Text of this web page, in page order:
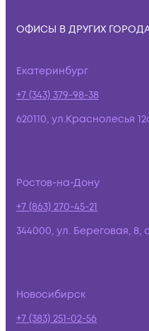
ОФИСЫ В ДРУГИХ
Екатеринбург
+7 (343) 379-98-38
620110, ул.Краснолесья
Ростов-на-Дону
+7 (863) 270-45-21
344000, ул. Береговая, 8,
Новосибирск
+7 (383) 251-02-56